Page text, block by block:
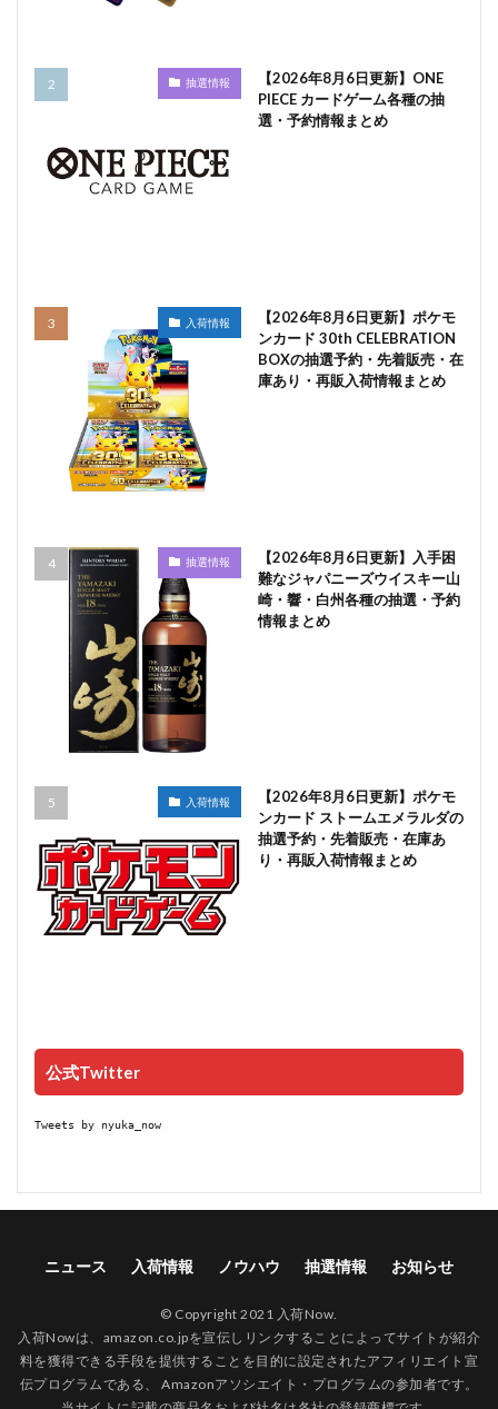
抽選情報
【2026年8月6日更新】ONE
PIECE カードゲーム各種の抽
選・予約情報まとめ
入荷情報
【2026年8月6日更新】ポケモ
ンカード 30th CELEBRATION
BOXの抽選予約・先着販売・在
庫あり・再販入荷情報まとめ
抽選情報
【2026年8月6日更新】入手困
難なジャパニーズウイスキー山
崎・響・白州各種の抽選・予約
情報まとめ
入荷情報
【2026年8月6日更新】ポケモ
ンカード ストームエメラルダの
抽選予約・先着販売・在庫あ
り・再販入荷情報まとめ
公式Twitter
Tweets by nyuka_now
ニュース 入荷情報 ノウハウ 抽選情報 お知らせ
© Copyright 2021 入荷Now.
入荷Nowは、amazon.co.jpを宣伝しリンクすることによってサイトが紹介
料を獲得できる手段を提供することを目的に設定されたアフィリエイト宣
伝プログラムである、 Amazonアソシエイト・プログラムの参加者です。